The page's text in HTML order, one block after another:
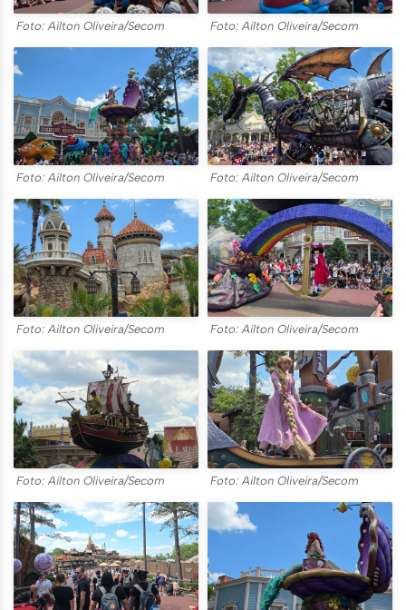
Foto: Ailton Oliveira/Secom Foto: Ailton Oliveira/Secom
Foto: Ailton Oliveira/Secom Foto: Ailton Oliveira/Secom
Foto: Ailton Oliveira/Secom Foto: Ailton Oliveira/Secom
Foto: Ailton Oliveira/Secom Foto: Ailton Oliveira/Secom